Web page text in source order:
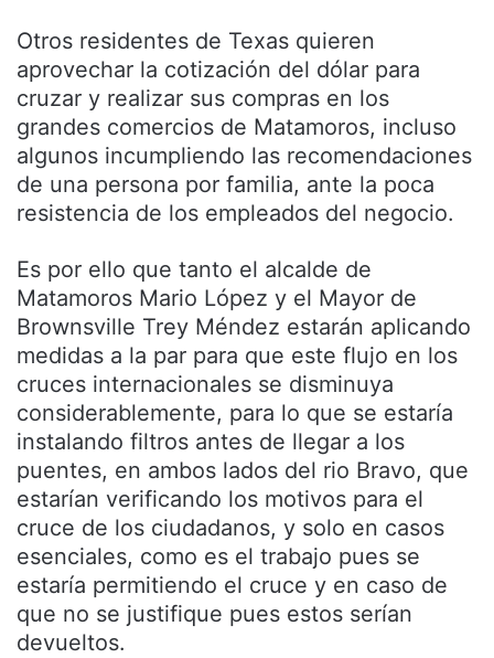
Otros residentes de Texas quieren
aprovechar la cotización del dólar para
cruzar y realizar sus compras en los
grandes comercios de Matamoros, incluso
algunos incumpliendo las recomendaciones
de una persona por familia, ante la poca
resistencia de los empleados del negocio.
Es por ello que tanto el alcalde de
Matamoros Mario López y el Mayor de
Brownsville Trey Méndez estarán aplicando
medidas a la par para que este flujo en los
cruces internacionales se disminuya
considerablemente, para lo que se estaría
instalando filtros antes de llegar a los
puentes, en ambos lados del rio Bravo, que
estarían verificando los motivos para el
cruce de los ciudadanos, y solo en casos
esenciales, como es el trabajo pues se
estaría permitiendo el cruce y en caso de
que no se justifique pues estos serían
devueltos.